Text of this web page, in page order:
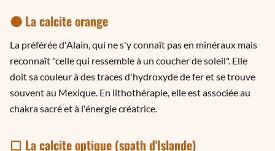
🟠 La calcite orange
La préférée d'Alain, qui ne s'y connaît pas en minéraux mais
reconnaît "celle qui ressemble à un coucher de soleil". Elle
doit sa couleur à des traces d'hydroxyde de fer et se trouve
souvent au Mexique. En lithothérapie, elle est associée au
chakra sacré et à l'énergie créatrice.
⬜ La calcite optique (spath d'Islande)